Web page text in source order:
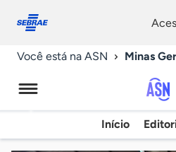
conosco
Você está na ASN Minas
Início